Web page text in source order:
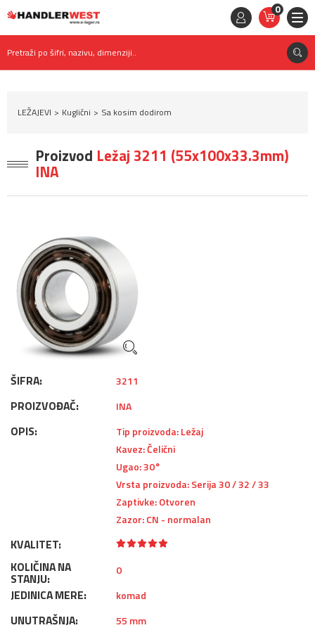
0
STAVKE
0,
RSD
Pretraži po šifri, nazivu, dimenziji..
LEŽAJEVI Kuglični Sa kosim dodirom
Proizvod Ležaj 3211 (55x100x33.3mm)
INA
ŠIFRA: 3211
PROIZVOĐAČ: INA
OPIS:
Tip proizvoda: Ležaj
Kavez: Čelični
Ugao: 30°
Vrsta proizvoda: Serija 30 / 32 / 33
Zaptivke: Otvoren
Zazor: CN - normalan
KVALITET:
KOLIČINA NA
STANJU:
0
JEDINICA MERE: komad
UNUTRAŠNJA: 55 mm